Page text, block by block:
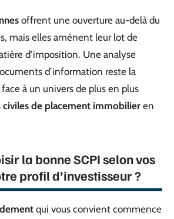
offrent une ouverture au-delà du
mais elles amènent leur lot de
d’imposition. Une analyse
d’information reste la
à un univers de plus en plus
civiles de placement immobilier en
la bonne SCPI selon vos
profil d’investisseur ?
qui vous convient commence